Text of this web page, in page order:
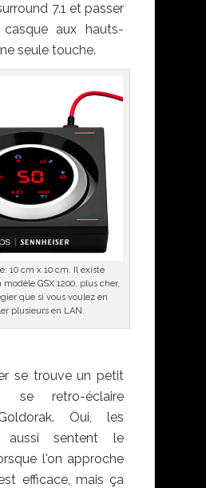
7.1 et passer
aux hauts-
seule touche.
10 cm x 10 cm. Il existe
GSX 1200, plus cher,
que si vous voulez en
plusieurs en LAN.
se trouve un petit
se retro-éclaire
Oui, les
aussi sentent le
l'on approche
efficace, mais ça